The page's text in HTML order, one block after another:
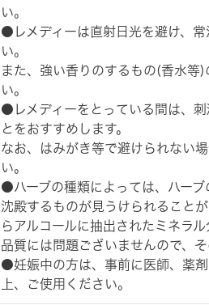
い。
●レメディーは直射日光を避け、
い。
また、強い香りのするもの(香水等
い。
●レメディーをとっている間は、
とをおすすめします。
なお、はみがき等で避けられない
い。
●ハーブの種類によっては、ハーブ
沈殿するものが見うけられること
らアルコールに抽出されたミネラル
品質には問題ございませんので、
●妊娠中の方は、事前に医師、薬
上、ご使用ください。